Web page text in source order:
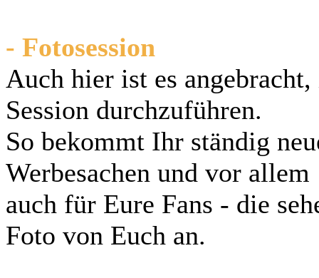
- Fotosession
Auch hier ist es
Session durchzuführen.
So bekommt Ihr ständig
Werbesachen und vor allem
auch für Eure Fans - die
Foto von Euch an.